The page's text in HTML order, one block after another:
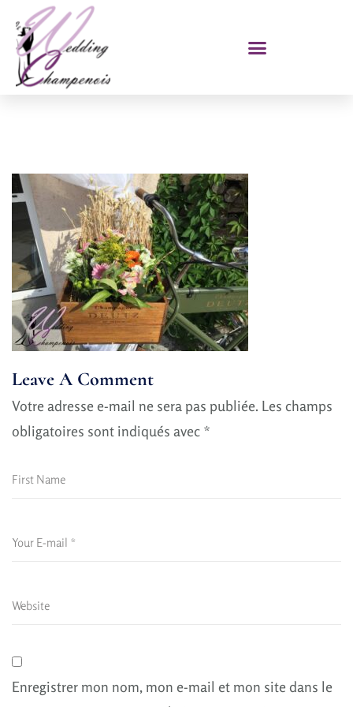
Leave A Comment
Votre adresse e-mail ne sera pas publiée. Les champs
obligatoires sont indiqués avec *
Enregistrer mon nom, mon e-mail et mon site dans le